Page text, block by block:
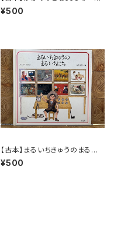
んぎょのきんちゃん
¥500
【古本】まるいちきゅうのまるい
ちにち
¥500